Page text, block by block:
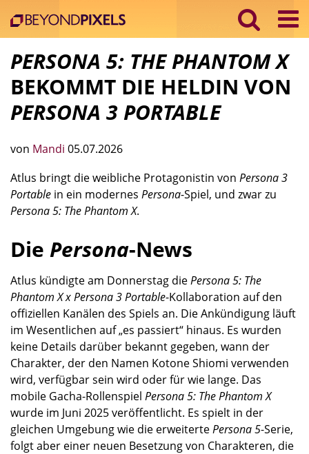
PERSONA 5: THE PHANTOM X
BEKOMMT DIE HELDIN VON
PERSONA 3 PORTABLE
von Mandi 05.07.2026
Atlus bringt die weibliche Protagonistin von Persona 3
Portable in ein modernes Persona-Spiel, und zwar zu
Persona 5: The Phantom X.
Die Persona-News
Atlus kündigte am Donnerstag diePersona 5: The
Phantom X x Persona 3 Portable-Kollaboration auf den
offiziellen Kanälen des Spiels an. Die Ankündigung läuft
im Wesentlichen auf „es passiert“ hinaus. Es wurden
keine Details darüber bekannt gegeben, wann der
Charakter, der den Namen Kotone Shiomi verwenden
wird, verfügbar sein wird oder für wie lange. Das
mobile Gacha-Rollenspiel Persona 5: The Phantom X
wurde im Juni 2025 veröffentlicht. Es spielt in der
gleichen Umgebung wie die erweitertePersona 5-Serie,
folgt aber einer neuen Besetzung von Charakteren, die